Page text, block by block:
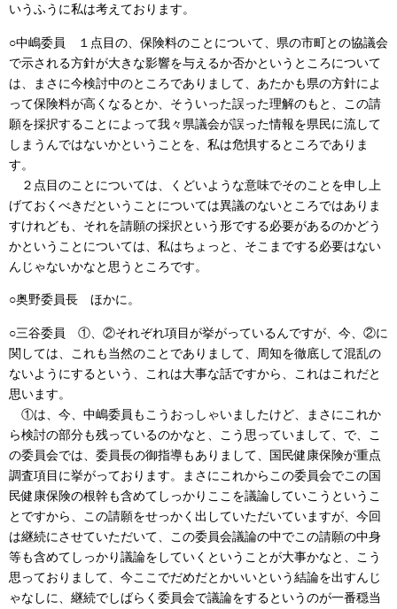
いうふうに私は考えております。
○中嶋委員 １点目の、保険料のことについて、県の市町との協議会
で示される方針が大きな影響を与えるか否かというところについて
は、まさに今検討中のところでありまして、あたかも県の方針によ
って保険料が高くなるとか、そういった誤った理解のもと、この請
願を採択することによって我々県議会が誤った情報を県民に流して
しまうんではないかということを、私は危惧するところでありま
す。
２点目のことについては、くどいような意味でそのことを申し上
げておくべきだということについては異議のないところではありま
すけれども、それを請願の採択という形でする必要があるのかどう
かということについては、私はちょっと、そこまでする必要はない
んじゃないかなと思うところです。
○奥野委員長 ほかに。
○三谷委員 ①、②それぞれ項目が挙がっているんですが、今、②に
関しては、これも当然のことでありまして、周知を徹底して混乱の
ないようにするという、これは大事な話ですから、これはこれだと
思います。
①は、今、中嶋委員もこうおっしゃいましたけど、まさにこれか
ら検討の部分も残っているのかなと、こう思っていまして、で、こ
の委員会では、委員長の御指導もありまして、国民健康保険が重点
調査項目に挙がっております。まさにこれからこの委員会でこの国
民健康保険の根幹も含めてしっかりここを議論していこうというこ
とですから、この請願をせっかく出していただいていますが、今回
は継続にさせていただいて、この委員会議論の中でこの請願の中身
等も含めてしっかり議論をしていくということが大事かなと、こう
思っておりまして、今ここでだめだとかいいという結論を出すんじ
ゃなしに、継続でしばらく委員会で議論をするというのが一番穏当